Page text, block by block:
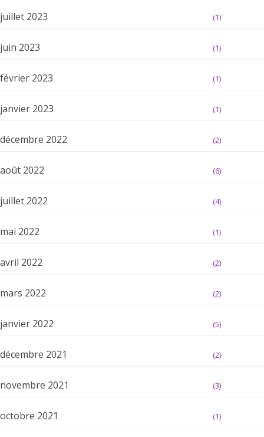
juillet 2023 (1)
juin 2023 (1)
février 2023 (1)
janvier 2023 (1)
décembre 2022 (2)
août 2022 (6)
juillet 2022 (4)
mai 2022 (1)
avril 2022 (2)
mars 2022 (2)
janvier 2022 (5)
décembre 2021 (2)
novembre 2021 (3)
octobre 2021 (1)